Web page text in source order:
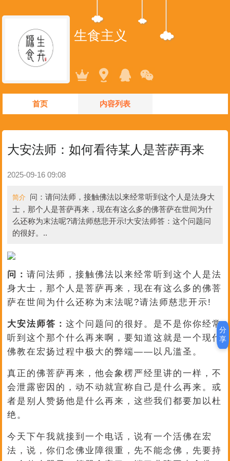
生食主义
首页 内容列表
大安法师：如何看待某人是菩萨再来
2025-09-16 09:08
简介 问：请问法师，接触佛法以来经常听到这个人是法身大
士，那个人是菩萨再来，现在有这么多的佛菩萨在世间为什
么还称为末法呢?请法师慈悲开示!大安法师答：这个问题问
的很好。..
问：请问法师，接触佛法以来经常听到这个人是法
身大士，那个人是菩萨再来，现在有这么多的佛菩
萨在世间为什么还称为末法呢?请法师慈悲开示!
大安法师答：这个问题问的很好。是不是你你经常
听到这个那个什么再来啊，要知道这就是一个现代
佛教在宏扬过程中极大的弊端——以凡滥圣。
真正的佛菩萨再来，他会象楞严经里讲的一样，不
会泄露密因的，动不动就宣称自己是什么再来。或
者是别人赞扬他是什么再来，这些我们都要加以杜
绝。
今天下午我就接到一个电话，说有一个活佛在宏
法，说，你们念佛业障很重，先不能念佛，先要持
分
享